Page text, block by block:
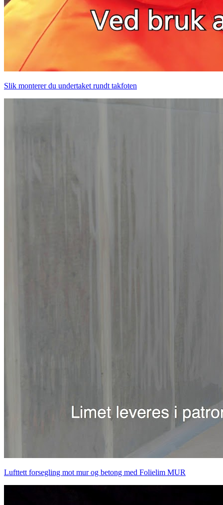
Slik monterer du undertaket rundt takfoten
Lufttett forsegling mot mur og betong med Folielim MUR